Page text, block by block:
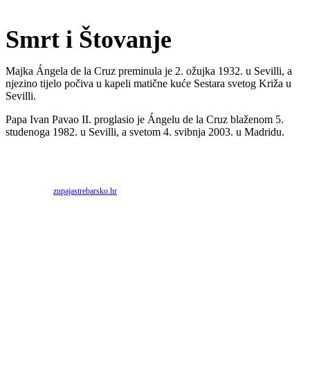
Smrt i Štovanje
Majka Ángela de la Cruz preminula je 2. ožujka 1932. u Sevilli, a
njezino tijelo počiva u kapeli matične kuće Sestara svetog Križa u
Sevilli.
Papa Ivan Pavao II. proglasio je Ángelu de la Cruz blaženom 5.
studenoga 1982. u Sevilli, a svetom 4. svibnja 2003. u Madridu.
Izvor:zupajastrebarsko.hr